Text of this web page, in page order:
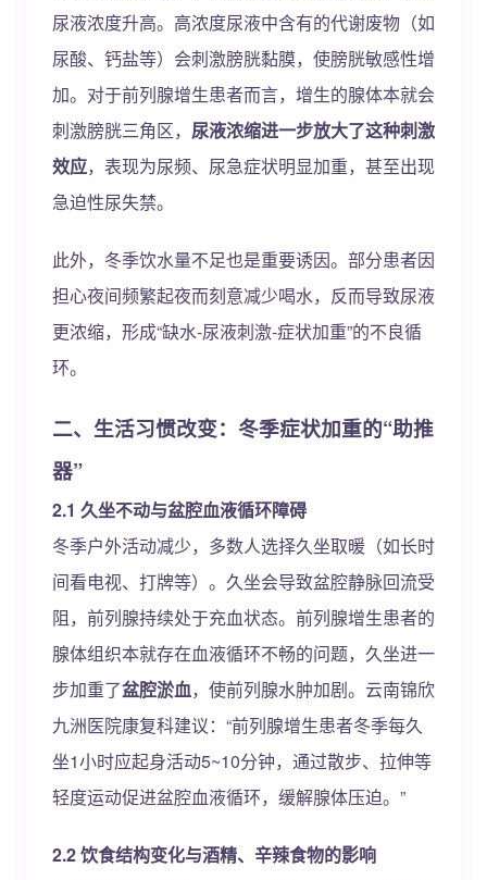
尿液浓度升高。高浓度尿液中含有的代谢废物（如
尿酸、钙盐等）会刺激膀胱黏膜，使膀胱敏感性增
加。对于前列腺增生患者而言，增生的腺体本就会
刺激膀胱三角区， 尿液浓缩进一步放大了这种刺激
效应，表现为尿频、尿急症状明显加重，甚至出现
急迫性尿失禁。
此外，冬季饮水量不足也是重要诱因。部分患者因
担心夜间频繁起夜而刻意减少喝水，反而导致尿液
更浓缩，形成“缺水-尿液刺激-症状加重”的不良循
环。
二、生活习惯改变：冬季症状加重的“助推
器”
2.1 久坐不动与盆腔血液循环障碍
冬季户外活动减少，多数人选择久坐取暖（如长时
间看电视、打牌等）。久坐会导致盆腔静脉回流受
阻，前列腺持续处于充血状态。前列腺增生患者的
腺体组织本就存在血液循环不畅的问题，久坐进一
步加重了盆腔淤血，使前列腺水肿加剧。云南锦欣
九洲医院康复科建议：“前列腺增生患者冬季每久
坐1小时应起身活动5~10分钟，通过散步、拉伸等
轻度运动促进盆腔血液循环，缓解腺体压迫。”
2.2 饮食结构变化与酒精、辛辣食物的影响